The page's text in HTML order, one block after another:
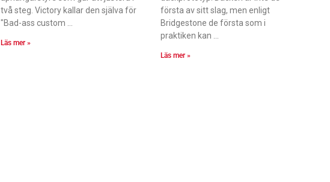
två steg. Victory kallar den själva för
"Bad-ass custom
Läs mer »
första av sitt slag, men enligt
Bridgestone de första som i
praktiken kan
Läs mer »